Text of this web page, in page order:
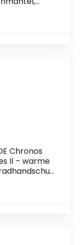
Chronos
II – warme